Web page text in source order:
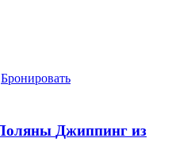
Бронировать
Джиппинг из